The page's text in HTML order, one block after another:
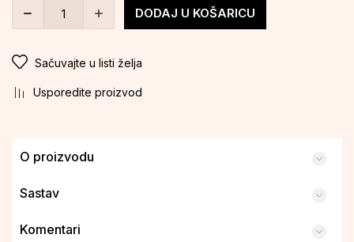
DODAJ U KOŠARICU
Sačuvajte u listi želja
Usporedite proizvod
O proizvodu
Sastav
Komentari